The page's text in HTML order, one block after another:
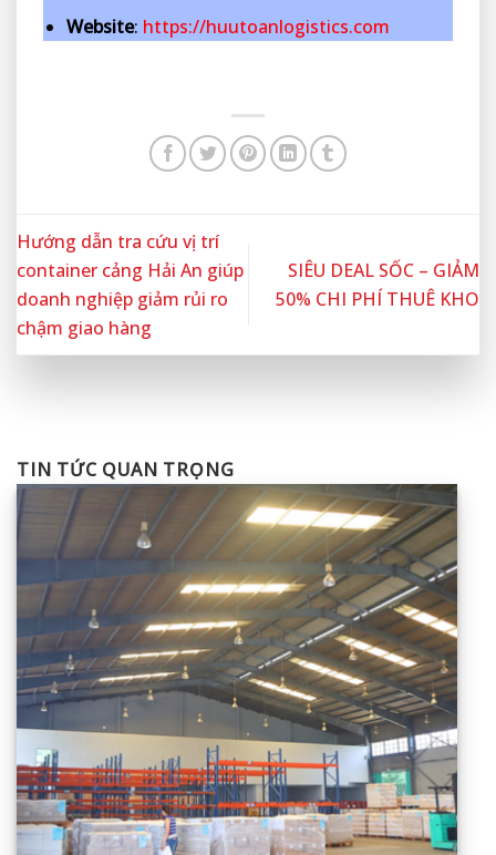
Website: https://huutoanlogistics.com
Hướng dẫn tra cứu vị trí
container cảng Hải An giúp
doanh nghiệp giảm rủi ro
chậm giao hàng
SIÊU DEAL SỐC – GIẢM
50% CHI PHÍ THUÊ KHO
TIN TỨC QUAN TRỌNG